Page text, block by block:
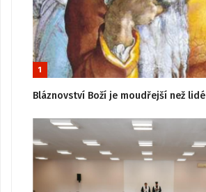
1
Bláznovství Boží je moudřejší než lidé